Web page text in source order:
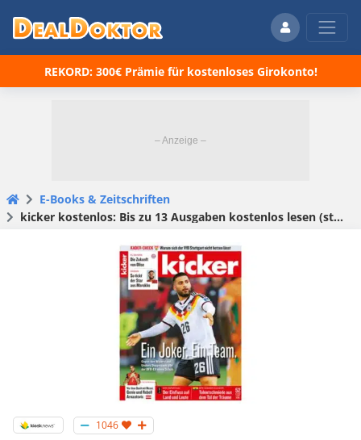
REKORD: 300€ Prämie für kostenloses Girokonto!
E-Books & Zeitschriften
kicker kostenlos: Bis zu 13 Ausgaben kostenlos lesen (statt 52€)
1046